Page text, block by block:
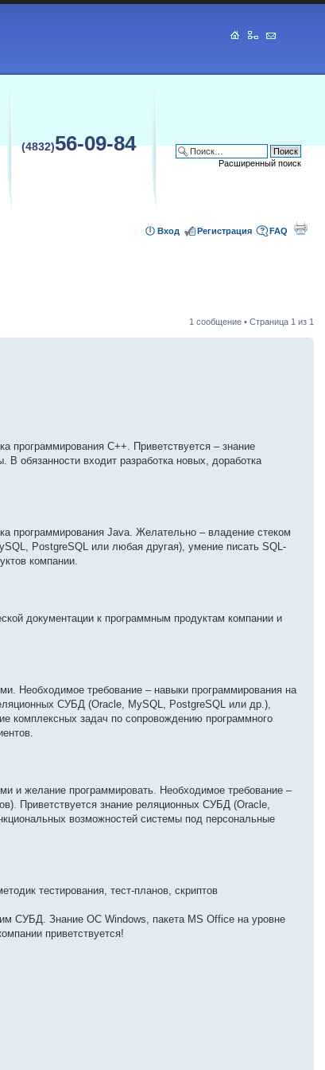
(4832)56-09-84
Расширенный поиск
FAQ
Регистрация
Вход
1 сообщение • Страница 1 из 1
программирования C++. Приветствуется – знание
обязанности входит разработка новых, доработка
программирования Java. Желательно – владение стеком
PostgreSQL или любая другая), умение писать SQL-
компании.
документации к программным продуктам компании и
Необходимое требование – навыки программирования на
СУБД (Oracle, MySQL, PostgreSQL или др.),
комплексных задач по сопровождению программного
и желание программировать. Необходимое требование –
Приветствуется знание реляционных СУБД (Oracle,
возможностей системы под персональные
тестирования, тест-планов, скриптов
СУБД. Знание ОС Windows, пакета MS Office на уровне
приветствуется!